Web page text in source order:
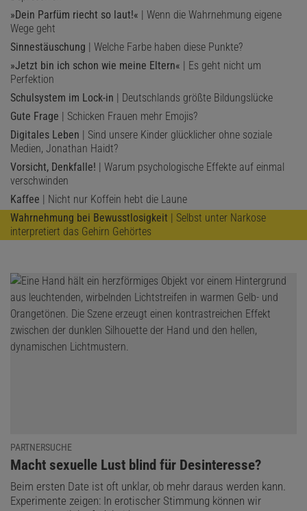
»Dein Parfüm riecht so laut!« | Wenn die Wahrnehmung eigene
Wege geht
Sinnestäuschung | Welche Farbe haben diese Punkte?
»Jetzt bin ich schon wie meine Eltern« | Es geht nicht um
Perfektion
Schulsystem im Lock-in | Deutschlands größte Bildungslücke
Gute Frage | Schicken Frauen mehr Emojis?
Digitales Leben | Sind unsere Kinder glücklicher ohne soziale
Medien, Jonathan Haidt?
Vorsicht, Denkfalle! | Warum psychologische Effekte auf einmal
verschwinden
Kaffee | Nicht nur Koffein hebt die Laune
Wahrnehmung bei Bewusstlosigkeit | Selbst unter Narkose
interpretiert das Gehirn Gehörtes
PARTNERSUCHE
:
Macht sexuelle Lust blind für Desinteresse?
Beim ersten Date ist oft unklar, ob mehr daraus werden kann.
Experimente zeigen: In erotischer Stimmung können wir